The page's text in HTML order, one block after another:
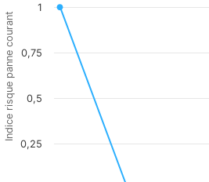
Indice risque panne courant
0,25
0,5
0,75
1